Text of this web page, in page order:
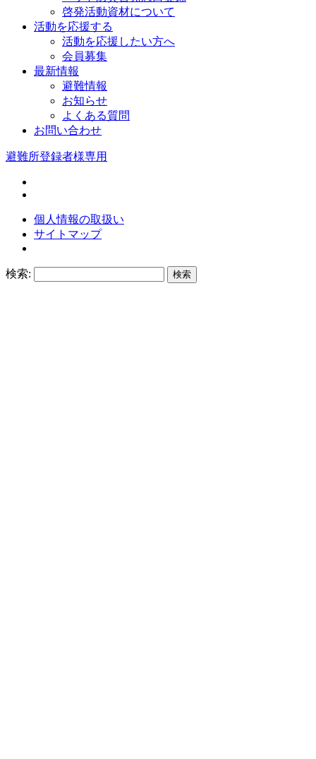
啓発活動資材について
活動を応援する
活動を応援したい方へ
会員募集
最新情報
避難情報
お知らせ
よくある質問
お問い合わせ
避難所登録者様専用
個人情報の取扱い
サイトマップ
検索: